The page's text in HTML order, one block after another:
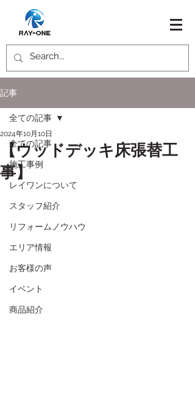
記事
全ての記事
施工事例
レイワンについて
スタッフ紹介
リフォームノウハウ
エリア情報
お客様の声
イベント
商品紹介
全ての記事
【ウッドデッキ床張替工
事】
2024年10月10日